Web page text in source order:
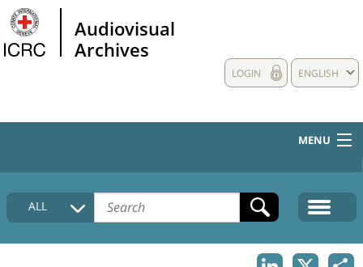
Audiovisual
Archives
ENGLISH
LOGIN
MENU
HOME
COLLECTIONS DESCRIPTION
ALL